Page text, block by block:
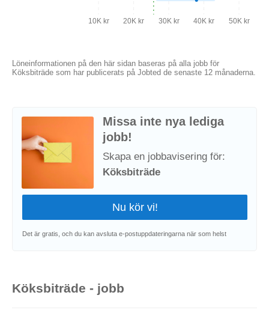
10K kr 20K kr 30K kr 40K kr 50K kr
Löneinformationen på den här sidan baseras på alla jobb för
Köksbiträde som har publicerats på Jobted de senaste 12 månaderna.
Missa inte nya lediga
jobb!
Skapa en jobbavisering för:
Köksbiträde
Det är gratis, och du kan avsluta e-postuppdateringarna när som helst
Köksbiträde - jobb